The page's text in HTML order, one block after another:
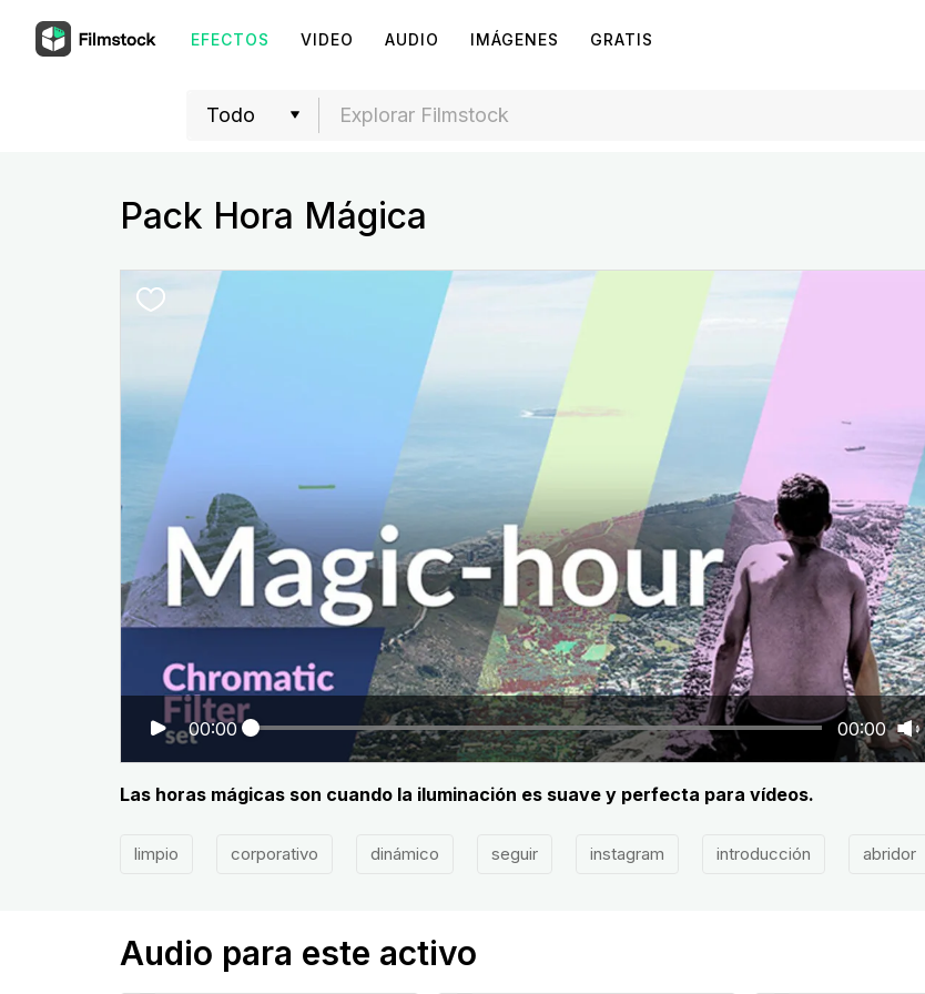
EFECTOS VIDEO AUDIO IMÁGENES GRATIS
Pack Hora Mágica
00:00 00:00
Las horas mágicas son cuando la iluminación es suave y perfecta para vídeos.
limpio corporativo dinámico seguir instagram introducción abridor
Audio para este activo